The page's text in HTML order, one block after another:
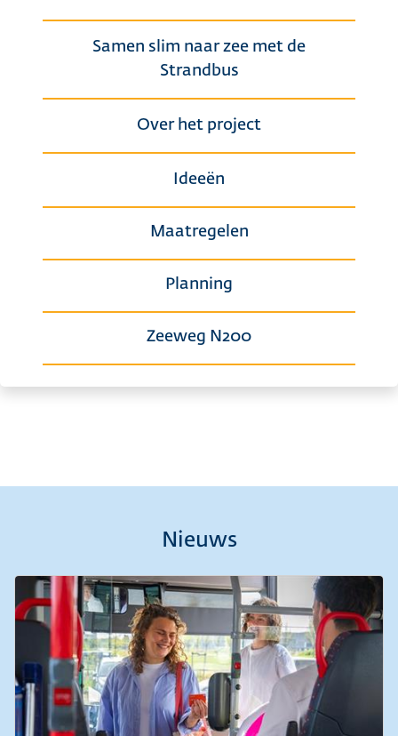
Samen slim naar zee met de
Strandbus
Over het project
Ideeën
Maatregelen
Planning
Zeeweg N200
Nieuws